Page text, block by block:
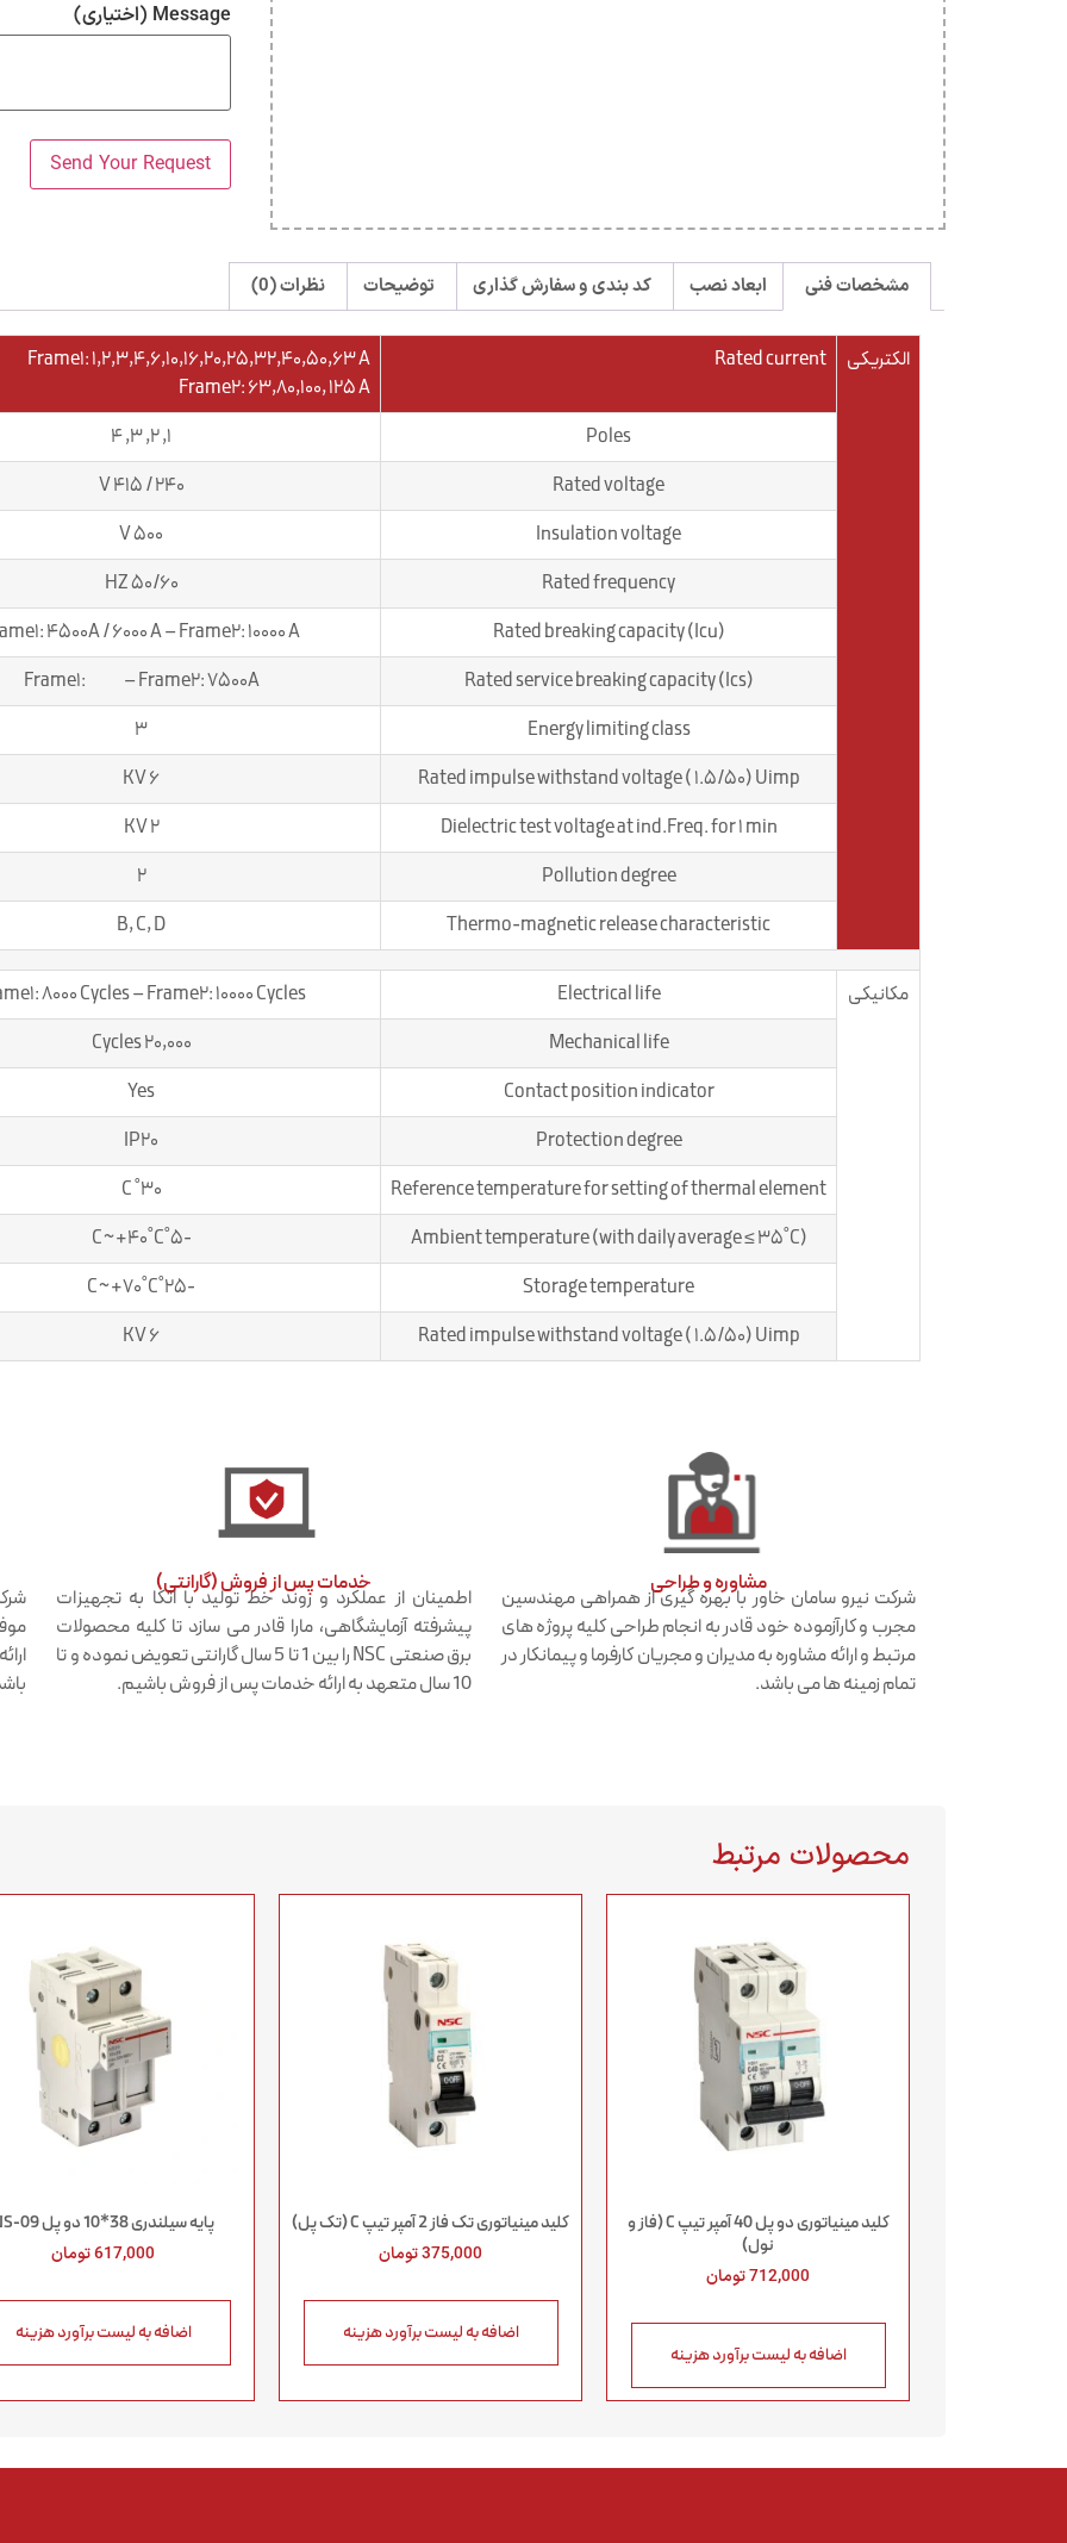
Message (اختیاری)
مشخصات فنی ابعاد نصب کد بندی و سفارش گذاری توضیحات نظرات (0)
الکتریکی Rated current
Frame1: 1,2,3,4,6,10,16,20,25,32,40,50,63 A
Frame2: 63,80,100, 125 A
Poles
1, 2, 3, 4
Rated voltage
240 / 415 V
Insulation voltage
500 V
Rated frequency
50/60 HZ
Rated breaking capacity (Icu)
4500A / 6000 A – Frame2: 10000 A
Rated service breaking capacity (Ics)
Frame1: – Frame2: 7500A
Energy limiting class
3
Rated impulse withstand voltage ( 1.5/50) Uimp
6 KV
Dielectric test voltage at ind.Freq. for 1 min
2 KV
Pollution degree
2
Thermo-magnetic release characteristic
B, C, D
مکانیکی Electrical life
8000 Cycles – Frame2: 10000 Cycles
Mechanical life
20,000 Cycles
Contact position indicator
Yes
Protection degree
IP20
Reference temperature for setting of thermal element
30˚ C
Ambient temperature (with daily average ≤ 35˚C)
-5˚C~+40˚C
Storage temperature
-25˚C~+70˚C
Rated impulse withstand voltage ( 1.5/50) Uimp
6 KV
مشاوره و طراحی
شرکت نیرو سامان خاور با بهره گیری از همراهی مهندسین
مجرب و کارآزموده خود قادر به انجام طراحی کلیه پروژه های
مرتبط و ارائه مشاوره به مدیران و مجریان کارفرما و پیمانکار در
تمام زمینه ها می باشد.
خدمات پس از فروش (گارانتی)​
اطمینان از عملکرد و روند خط تولید با اتکا به تجهیزات
پیشرفته آزمایشگاهی، مارا قادر می سازد تا کلیه محصولات
برق صنعتی NSC را بین 1 تا 5 سال گارانتی تعویض نموده و تا
10 سال متعهد به ارائه خدمات پس از فروش باشیم.
محصولات مرتبط
کلید مینیاتوری دو پل 40 آمپر تیپ C (فاز و
نول)
712,000تومان
اضافه به لیست برآورد هزینه
کلید مینیاتوری تک فاز 2 آمپر تیپ C (تک پل)
375,000تومان
اضافه به لیست برآورد هزینه
پایه سیلندری 38*10 دو پل NS-09
617,000تومان
اضافه به لیست برآورد هزینه